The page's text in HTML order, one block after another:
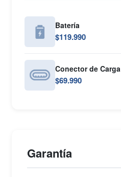
Batería
$119.990
Conector de Carga
$69.990
Garantía